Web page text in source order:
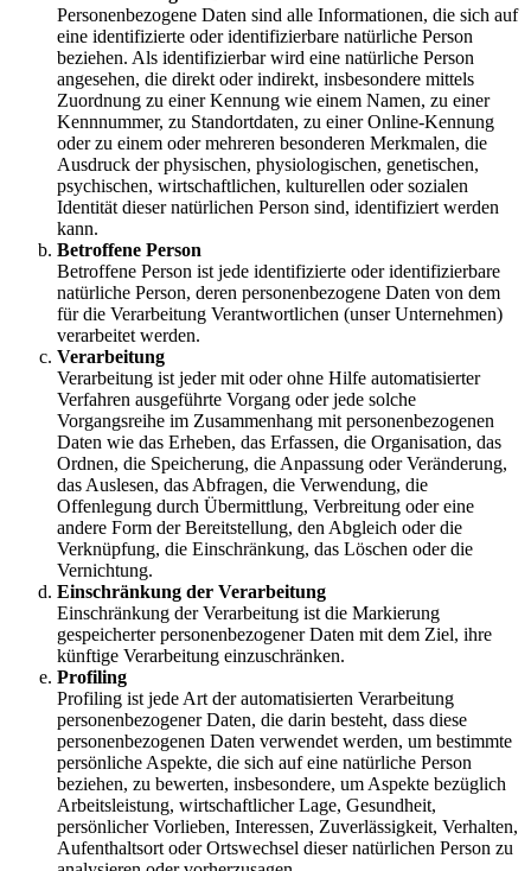
Personenbezogene Daten sind alle Informationen, die sich auf
eine identifizierte oder identifizierbare natürliche Person
beziehen. Als identifizierbar wird eine natürliche Person
angesehen, die direkt oder indirekt, insbesondere mittels
Zuordnung zu einer Kennung wie einem Namen, zu einer
Kennnummer, zu Standortdaten, zu einer Online-Kennung
oder zu einem oder mehreren besonderen Merkmalen, die
Ausdruck der physischen, physiologischen, genetischen,
psychischen, wirtschaftlichen, kulturellen oder sozialen
Identität dieser natürlichen Person sind, identifiziert werden
kann.
Betroffene Person
Betroffene Person ist jede identifizierte oder identifizierbare
natürliche Person, deren personenbezogene Daten von dem
für die Verarbeitung Verantwortlichen (unser Unternehmen)
verarbeitet werden.
Verarbeitung
Verarbeitung ist jeder mit oder ohne Hilfe automatisierter
Verfahren ausgeführte Vorgang oder jede solche
Vorgangsreihe im Zusammenhang mit personenbezogenen
Daten wie das Erheben, das Erfassen, die Organisation, das
Ordnen, die Speicherung, die Anpassung oder Veränderung,
das Auslesen, das Abfragen, die Verwendung, die
Offenlegung durch Übermittlung, Verbreitung oder eine
andere Form der Bereitstellung, den Abgleich oder die
Verknüpfung, die Einschränkung, das Löschen oder die
Vernichtung.
Einschränkung der Verarbeitung
Einschränkung der Verarbeitung ist die Markierung
gespeicherter personenbezogener Daten mit dem Ziel, ihre
künftige Verarbeitung einzuschränken.
Profiling
Profiling ist jede Art der automatisierten Verarbeitung
personenbezogener Daten, die darin besteht, dass diese
personenbezogenen Daten verwendet werden, um bestimmte
persönliche Aspekte, die sich auf eine natürliche Person
beziehen, zu bewerten, insbesondere, um Aspekte bezüglich
Arbeitsleistung, wirtschaftlicher Lage, Gesundheit,
persönlicher Vorlieben, Interessen, Zuverlässigkeit, Verhalten,
Aufenthaltsort oder Ortswechsel dieser natürlichen Person zu